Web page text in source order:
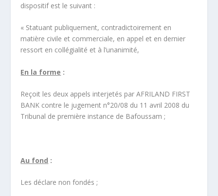
dispositif est le suivant :
« Statuant publiquement, contradictoirement en
matière civile et commerciale, en appel et en dernier
ressort en collégialité et à l’unanimité,
En la forme :
Reçoit les deux appels interjetés par AFRILAND FIRST
BANK contre le jugement n°20/08 du 11 avril 2008 du
Tribunal de première instance de Bafoussam ;
Au fond :
Les déclare non fondés ;